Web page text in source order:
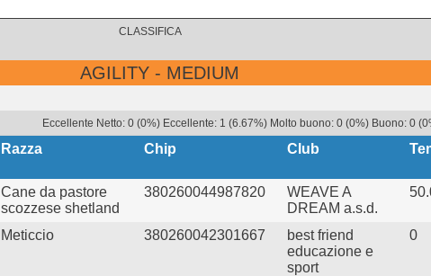
CLASSIFICA
AGILITY - MEDIUM
Eccellente Netto: 0 (0%) Eccellente: 1 (6.67%) Molto buono: 0 (0%) Buono: 0
Razza Chip Club
Cane da pastore
scozzese shetland
380260044987820
WEAVE A
DREAM a.s.d.
Meticcio 380260042301667
best friend
educazione e
sport
0